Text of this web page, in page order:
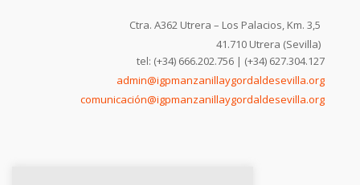
Ctra. A362 Utrera – Los Palacios, Km. 3,5
41.710 Utrera (Sevilla)
tel: (+34) 666.202.756 | (+34) 627.304.127
admin@igpmanzanillaygordaldesevilla.org
comunicación@igpmanzanillaygordaldesevilla.org